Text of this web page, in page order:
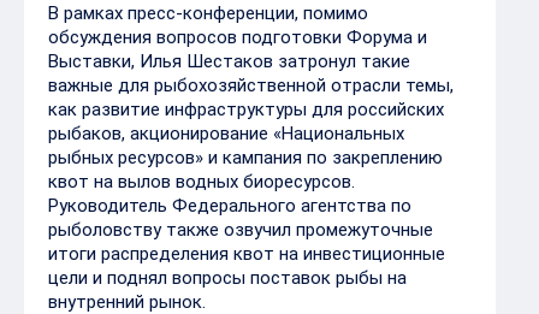
В рамках пресс-конференции, помимо
обсуждения вопросов подготовки Форума и
Выставки, Илья Шестаков затронул такие
важные для рыбохозяйственной отрасли темы,
как развитие инфраструктуры для российских
рыбаков, акционирование «Национальных
рыбных ресурсов» и кампания по закреплению
квот на вылов водных биоресурсов.
Руководитель Федерального агентства по
рыболовству также озвучил промежуточные
итоги распределения квот на инвестиционные
цели и поднял вопросы поставок рыбы на
внутренний рынок.